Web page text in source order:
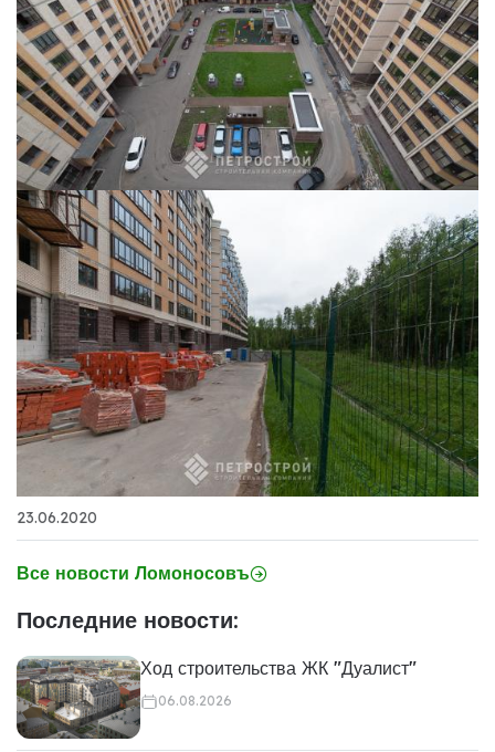
23.06.2020
Все новости Ломоносовъ
Последние новости:
Ход строительства ЖК "Дуалист"
06.08.2026